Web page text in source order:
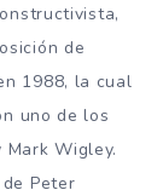
de
1988, la cual
uno de los
Wigley.
Peter